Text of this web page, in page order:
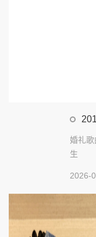
婚礼
生
2026-